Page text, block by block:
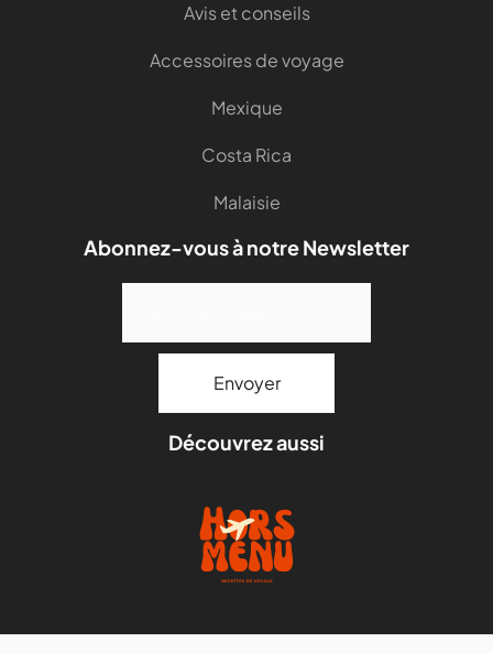
Avis et conseils
Accessoires de voyage
Mexique
Costa Rica
Malaisie
Abonnez-vous à notre Newsletter
Découvrez aussi